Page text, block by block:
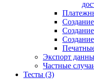
Создание
Экспорт
Частные
Тесты (3)